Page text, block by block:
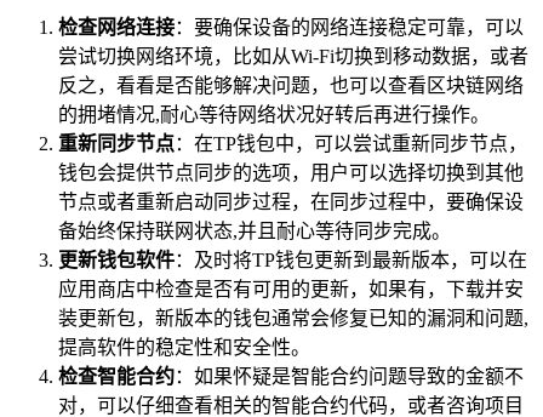
检查网络连接：要确保设备的网络连接稳定可靠，可以
尝试切换网络环境，比如从Wi-Fi切换到移动数据，或者
反之，看看是否能够解决问题，也可以查看区块链网络
的拥堵情况,耐心等待网络状况好转后再进行操作。
重新同步节点：在TP钱包中，可以尝试重新同步节点，
钱包会提供节点同步的选项，用户可以选择切换到其他
节点或者重新启动同步过程，在同步过程中，要确保设
备始终保持联网状态,并且耐心等待同步完成。
更新钱包软件：及时将TP钱包更新到最新版本，可以在
应用商店中检查是否有可用的更新，如果有，下载并安
装更新包，新版本的钱包通常会修复已知的漏洞和问题,
提高软件的稳定性和安全性。
检查智能合约：如果怀疑是智能合约问题导致的金额不
对，可以仔细查看相关的智能合约代码，或者咨询项目